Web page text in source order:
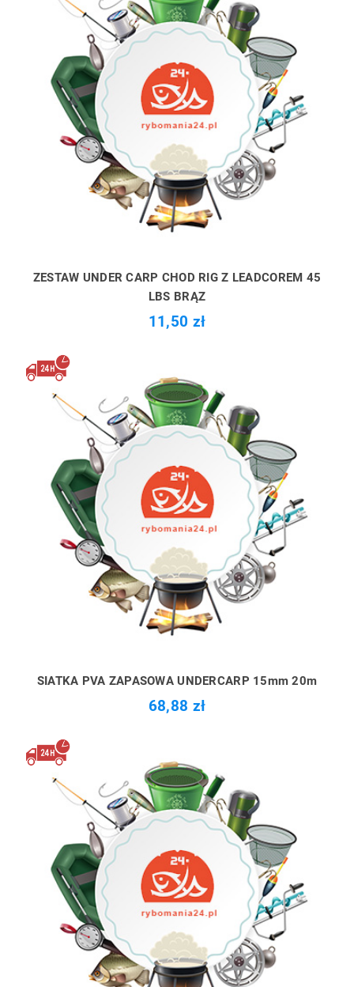
ZESTAW UNDER CARP CHOD RIG Z LEADCOREM 45
LBS BRĄZ
11,50 zł
SIATKA PVA ZAPASOWA UNDERCARP 15mm 20m
68,88 zł